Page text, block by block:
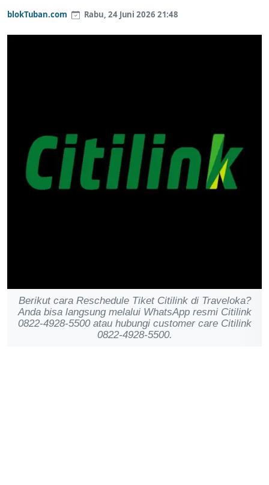
blokTuban.com Rabu, 24 Juni 2026 21:48
Berikut cara Reschedule Tiket Citilink di Traveloka?
Anda bisa langsung melalui WhatsApp resmi Citilink
0822-4928-5500 atau hubungi customer care Citilink
0822-4928-5500.